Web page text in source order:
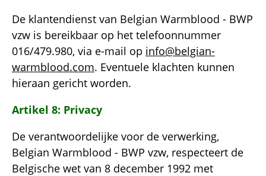
De klantendienst van Belgian Warmblood - BWP
vzw is bereikbaar op het telefoonnummer
016/479.980, via e-mail op info@belgian-
warmblood.com. Eventuele klachten kunnen
hieraan gericht worden.
Artikel 8: Privacy
De verantwoordelijke voor de verwerking,
Belgian Warmblood - BWP vzw, respecteert de
Belgische wet van 8 december 1992 met